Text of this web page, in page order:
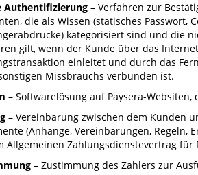
Authentifizierung – Verfahren zur
die als Wissen (statisches
kategorisiert sind und die
gilt, wenn der Kunde über das
einleitet und durch das
Missbrauchs verbunden ist.
– Softwarelösung auf Paysera-
– Vereinbarung zwischen dem Kunden
(Anhänge, Vereinbarungen,
Allgemeinen Zahlungsdienstevertrag für
– Zustimmung des Zahlers zur